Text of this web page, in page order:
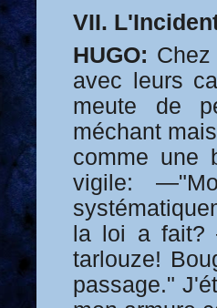
VII.
HUGO:
avec leurs
meute de
méchant
comme une
vigile:
la loi a fait?
tarlouze!
passage."